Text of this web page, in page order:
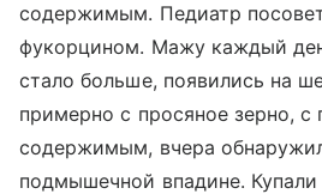
содержимым. Педиатр
фукорцином. Мажу каждый
стало больше, появились на
примерно с просяное зерно, с
содержимым, вчера
подмышечной впадине.